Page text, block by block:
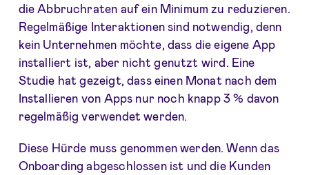
die Abbruchraten auf ein Minimum zu reduzieren.
Regelmäßige Interaktionen sind notwendig, denn
kein Unternehmen möchte, dass die eigene App
installiert ist, aber nicht genutzt wird. Eine
Studie hat gezeigt, dass einen Monat nach dem
Installieren von Apps nur noch knapp 3 % davon
regelmäßig verwendet werden.
Diese Hürde muss genommen werden. Wenn das
Onboarding abgeschlossen ist und die Kunden